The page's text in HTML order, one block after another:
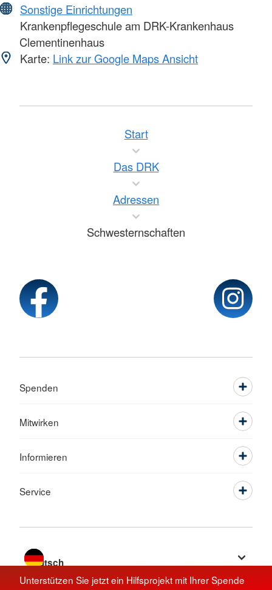
Sonstige Einrichtungen
Krankenpflegeschule am DRK-Krankenhaus
Clementinenhaus
Karte: Link zur Google Maps Ansicht
Unterstützen Sie jetzt ein Hilfsprojekt mit Ihrer Spende
Start
Das DRK
Adressen
Schwesternschaften
Spenden
Mitwirken
Informieren
Service
Sprache wechseln zu